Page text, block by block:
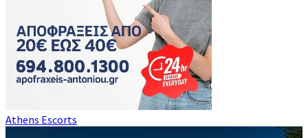
Athens Escorts